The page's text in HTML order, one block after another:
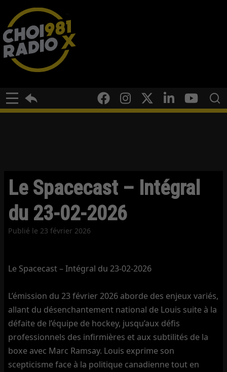
Le Spacecast – Intégral
du 23-02-2026
Publié le 23 février 2026
Le Spacecast – Intégral du 23-02-2026
L’émission du 23 février 2026 aborde des enjeux variés,
allant du désenchantement national de Louis suite à la
défaite de l’équipe de hockey, jusqu’aux défis
professionnels des infirmières et aux subtilités de la
boxe avec Marc Ramsay. Louis exprime son
scepticisme face à la politique canadienne tout en